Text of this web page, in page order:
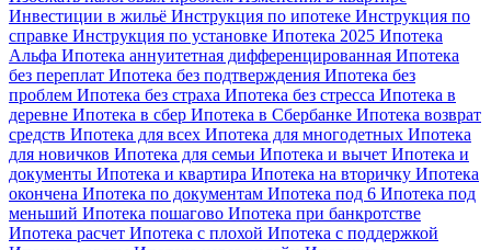
Инвестиции в жильё Инструкция по ипотеке Инструкция по
справке Инструкция по установке Ипотека 2025 Ипотека
Альфа Ипотека аннуитетная дифференцированная Ипотека
без переплат Ипотека без подтверждения Ипотека без
проблем Ипотека без страха Ипотека без стресса Ипотека в
деревне Ипотека в сбер Ипотека в Сбербанке Ипотека возврат
средств Ипотека для всех Ипотека для многодетных Ипотека
для новичков Ипотека для семьи Ипотека и вычет Ипотека и
документы Ипотека и квартира Ипотека на вторичку Ипотека
окончена Ипотека по документам Ипотека под 6 Ипотека под
меньший Ипотека пошагово Ипотека при банкротстве
Ипотека расчет Ипотека с плохой Ипотека с поддержкой